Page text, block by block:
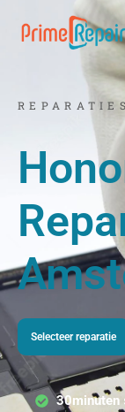
naar
REPARATIES
Selecteer reparatie
30minuten